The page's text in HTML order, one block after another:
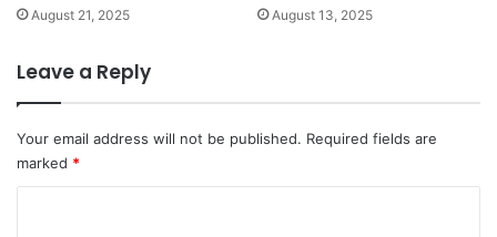
August 21, 2025 August 13, 2025
Leave a Reply
Your email address will not be published. Required fields are
marked *